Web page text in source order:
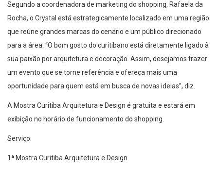
Segundo a coordenadora de marketing do shopping, Rafaela da
Rocha, o Crystal está estrategicamente localizado em uma região
que reúne grandes marcas do cenário e um público direcionado
para a área. “O bom gosto do curitibano está diretamente ligado à
sua paixão por arquitetura e decoração. Assim, desejamos trazer
um evento que se torne referência e ofereça mais uma
oportunidade para quem está em busca de novas ideias”, diz.
A MostraCuritibaArquitetura e Design é gratuita e estará em
exibição no horário de funcionamento do shopping.
Serviço:
1ª Mostra Curitiba Arquitetura e Design